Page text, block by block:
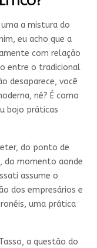
a mistura do
eu acho que a
com relação
entre o tradicional
desaparece, você
né? É como
bojo práticas
do ponto de
do momento aonde
assume o
dos empresários e
uma prática
a questão do